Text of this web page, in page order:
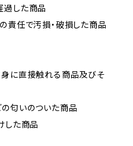
過した商品
責任で汚損・破損した商品
身に直接触れる商品及びそ
の匂いのついた商品
した商品